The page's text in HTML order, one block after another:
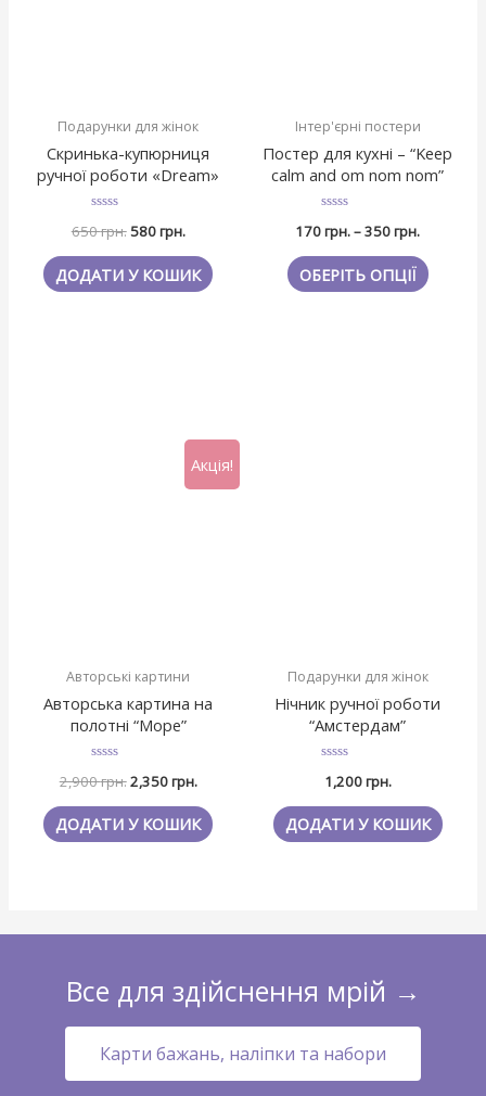
Подарунки для жінок
Скринька-купюрниця
ручної роботи «Dream»
в
з
5
650грн.580грн.
ДОДАТИ У КОШИК
Інтер'єрні постери
Постер для кухні – “Keep
calm and om nom nom”
в
з
5
170грн.–350грн.
ОБЕРІТЬ ОПЦІЇ
Акція!
Авторські картини
Авторська картина на
полотні “Море”
в
з
5
2,900грн.2,350грн.
ДОДАТИ У КОШИК
Подарунки для жінок
Нічник ручної роботи
“Амстердам”
в
з
5
1,200грн.
ДОДАТИ У КОШИК
Все для здійснення мрій →
Карти бажань, наліпки та набори